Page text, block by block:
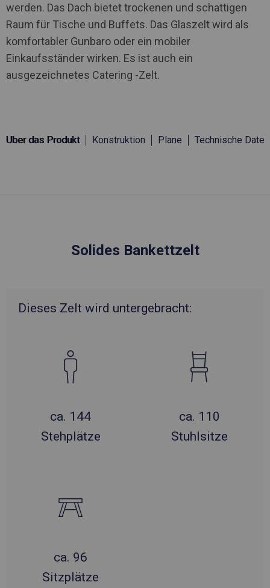
werden. Das Dach bietet trockenen und schattigen
Raum für Tische und Buffets. Das Glaszelt wird als
komfortabler Gunbaro oder ein mobiler
Einkaufsständer wirken. Es ist auch ein
ausgezeichnetes Catering -Zelt.
Über das Produkt Konstruktion Plane Technische Daten
Solides Bankettzelt
Dieses Zelt wird untergebracht:
ca. 144
Stehplätze
ca. 110
Stuhlsitze
ca. 96
Sitzplätze